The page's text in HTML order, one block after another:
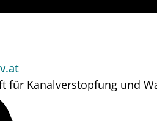
für Kanalverstopfung und